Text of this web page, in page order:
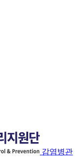
감염병관